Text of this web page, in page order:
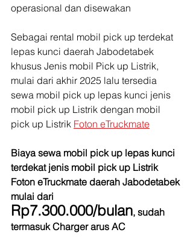
operasional dan disewakan
Sebagai rental mobil pick up terdekat
lepas kunci daerah Jabodetabek
khusus Jenis mobil Pick up Listrik,
mulai dari akhir 2025 lalu tersedia
sewa mobil pick up lepas kunci jenis
mobil pick up Listrik dengan mobil
pick up Listrik Foton eTruckmate
Biaya sewa mobil pick up lepas kunci
terdekat jenis mobil pick up Listrik
Foton eTruckmate daerah Jabodetabek
mulai dari
Rp7.300.000/bulan, sudah
termasuk Charger arus AC